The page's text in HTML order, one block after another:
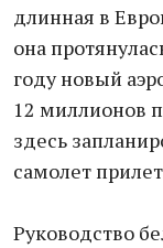
длинная в
она
году новый
12 миллионов
здесь
самолет
Руководство